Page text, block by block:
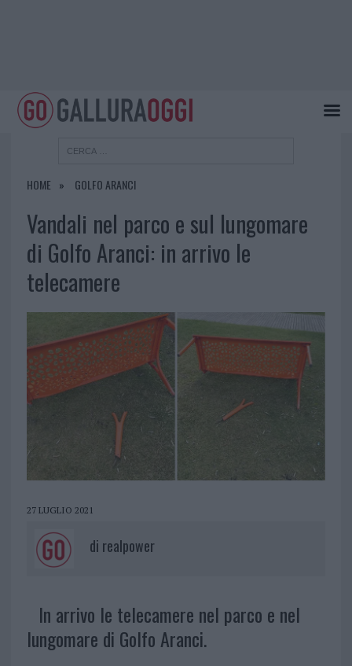
HOME GOLFO ARANCI
Vandali nel parco e sul lungomare
di Golfo Aranci: in arrivo le
telecamere
27 LUGLIO 2021
di realpower
In arrivo le telecamere nel parco e nel
lungomare di Golfo Aranci.